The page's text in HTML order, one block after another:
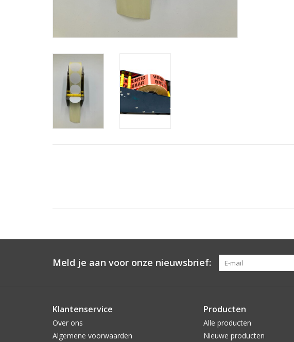
Meld je aan voor onze nieuwsbrief:
Klantenservice
Over ons
Algemene voorwaarden
Producten
Alle producten
Nieuwe producten